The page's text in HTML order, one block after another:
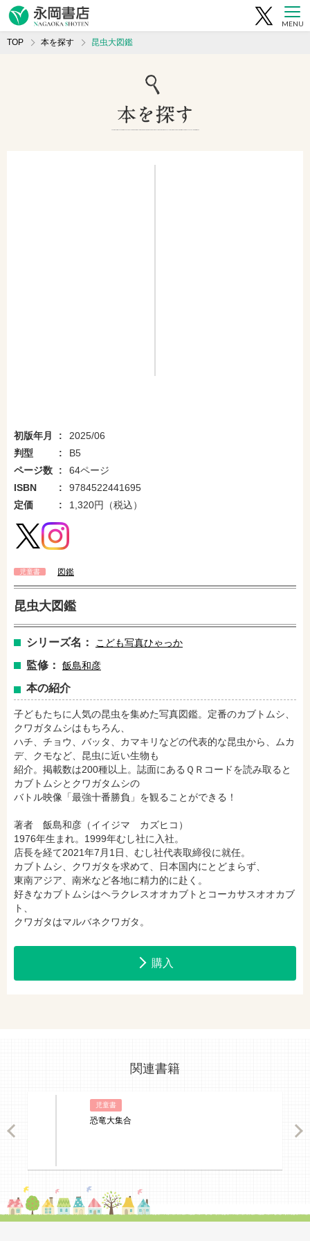
MENU
TOP 本を探す 昆虫大図鑑
初版年月
2025/06
判型
B5
ページ数
64ページ
ISBN
9784522441695
定価
1,320円（税込）
児童書 図鑑
昆虫大図鑑
シリーズ名： こども写真ひゃっか
監修： 飯島和彦
本の紹介
子どもたちに人気の昆虫を集めた写真図鑑。定番のカブトムシ、
クワガタムシはもちろん、
ハチ、チョウ、バッタ、カマキリなどの代表的な昆虫から、ムカ
デ、クモなど、昆虫に近い生物も
紹介。掲載数は200種以上。誌面にあるＱＲコードを読み取ると
カブトムシとクワガタムシの
バトル映像「最強十番勝負」を観ることができる！
著者 飯島和彦（イイジマ カズヒコ）
1976年生まれ。1999年むし社に入社。
店長を経て2021年7月1日、むし社代表取締役に就任。
カブトムシ、クワガタを求めて、日本国内にとどまらず、
東南アジア、南米など各地に精力的に赴く。
好きなカブトムシはヘラクレスオオカブトとコーカサスオオカブ
ト、
クワガタはマルバネクワガタ。
購入
amazonで購入
セブンネットショッピングで購入 紀伊國屋書店で購入
e-honで購入 Honya Club.comで購入
hontoで購入 ヨドバシ.comで購入
関連書籍
児童書
恐竜大集合